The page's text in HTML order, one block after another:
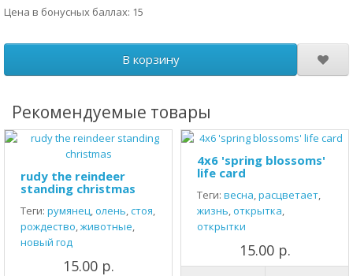
Цена в бонусных баллах: 15
В корзину
Рекомендуемые товары
rudy the reindeer
standing christmas
Теги: румянец,олень,стоя,
рождество,животные,
новый год
15.00 р.
4x6 'spring blossoms'
life card
Теги: весна,расцветает,
жизнь,открытка,
открытки
15.00 р.